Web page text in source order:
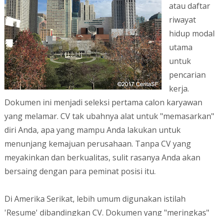
atau daftar
riwayat
hidup modal
utama
untuk
pencarian
kerja.
Dokumen ini menjadi seleksi pertama calon karyawan
yang melamar. CV tak ubahnya alat untuk "memasarkan"
diri Anda, apa yang mampu Anda lakukan untuk
menunjang kemajuan perusahaan. Tanpa CV yang
meyakinkan dan berkualitas, sulit rasanya Anda akan
bersaing dengan para peminat posisi itu.
Di Amerika Serikat, lebih umum digunakan istilah
'Resume' dibandingkan CV. Dokumen yang "meringkas"